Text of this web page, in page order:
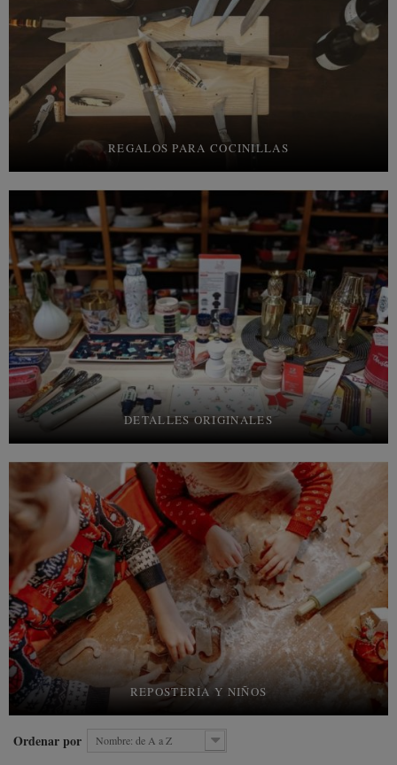
REGALOS PARA COCINILLAS
DETALLES ORIGINALES
REPOSTERÍA Y NIÑOS
Ordenar por Nombre: de A a Z